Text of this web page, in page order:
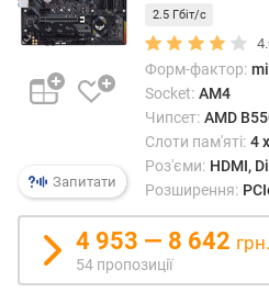
п
о
у
л
н
і
с
т
ю
Запитати
2.5 Гбіт/с
Форм-фактор:
Socket: AM4
Чипсет: AMD
Слоти пам'яті: 4
Роз'єми: HDMI,
Розширення:
4 953 — 8 642 грн.
54 пропозиції